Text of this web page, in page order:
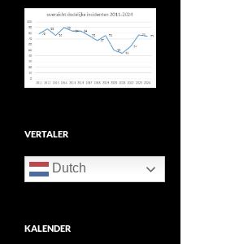
VERTALER
Dutch
KALENDER